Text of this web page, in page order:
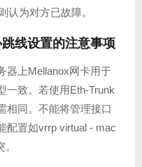
认为对方已故障。
线设置的注意事项
器上Mellanox网卡用于
一致。若使用Eth-Trunk
相同。不能将管理接口
配置如vrrp virtual - mac